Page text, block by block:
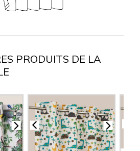
PRODUITS DE LA